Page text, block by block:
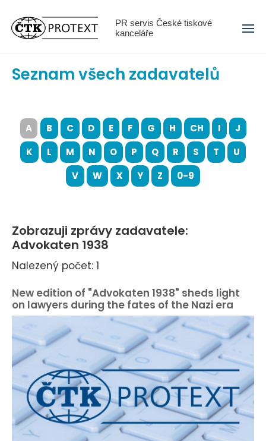
PR servis České tiskové
kanceláře
Menu
Seznam všech zadavatelů
A B C D E F G H CH I
J
K
L M N O P Q R S T
U
V
W X Y Z 0-9
Zobrazuji zprávy zadavatele:
Advokaten 1938
Nalezený počet: 1
New edition of "Advokaten 1938" sheds light
on lawyers during the fates of the Nazi era